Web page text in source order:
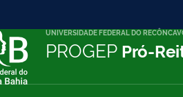
UNIVERSIDADE FEDERAL DO
PROGEP Pró-